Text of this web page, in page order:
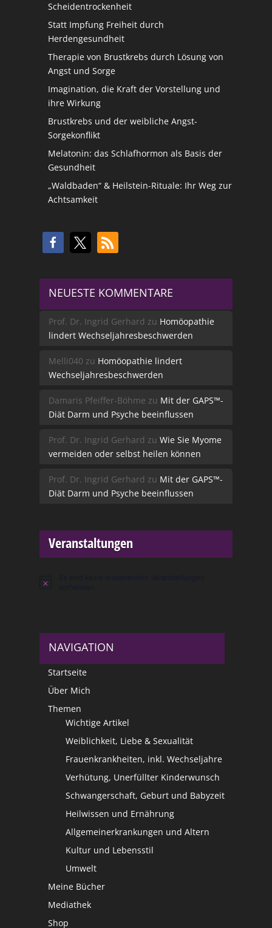
Scheidentrockenheit
Statt Impfung Freiheit durch
Herdengesundheit
Therapie von Brustkrebs durch Lösung von
Angst und Sorge
Imagination, die Kraft der Vorstellung und
ihre Wirkung
Brustkrebs und der weibliche Angst-
Sorgekonflikt
Melatonin: das Schlafhormon als Basis der
Gesundheit
„Waldbaden“ & Heilstein-Rituale: Ihr Weg zur
Achtsamkeit
NEUESTE KOMMENTARE
Prof. Dr. Ingrid Gerhard zu Homöopathie
lindert Wechseljahresbeschwerden
Melli040 zu Homöopathie lindert
Wechseljahresbeschwerden
Damaris Pfeiffer-Böhme zu Mit der GAPS™-
Diät Darm und Psyche beeinflussen
Prof. Dr. Ingrid Gerhard zu Wie Sie Myome
vermeiden oder selbst heilen können
Prof. Dr. Ingrid Gerhard zu Mit der GAPS™-
Diät Darm und Psyche beeinflussen
Veranstaltungen
Hinweis
NAVIGATION
Startseite
Über Mich
Themen
Wichtige Artikel
Weiblichkeit, Liebe & Sexualität
Frauenkrankheiten, inkl. Wechseljahre
Verhütung, Unerfüllter Kinderwunsch
Schwangerschaft, Geburt und Babyzeit
Heilwissen und Ernährung
Allgemeinerkrankungen und Altern
Kultur und Lebensstil
Umwelt
Meine Bücher
Mediathek
Shop